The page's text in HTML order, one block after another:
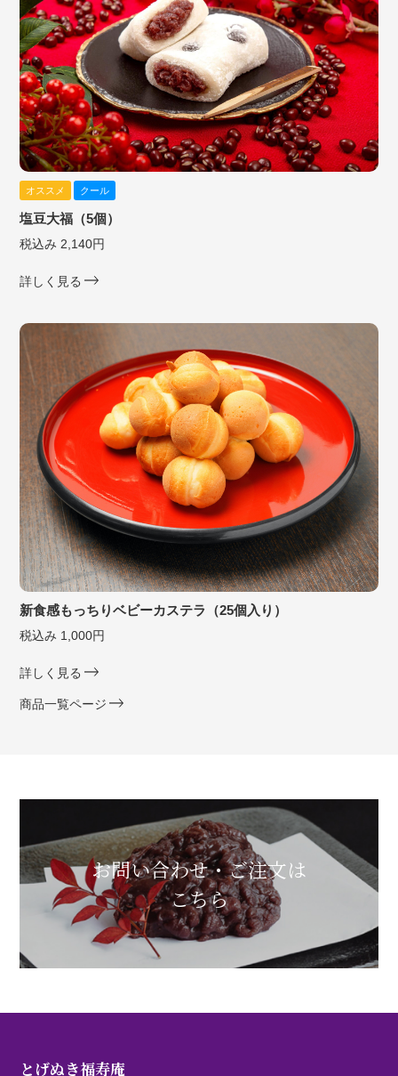
オススメ クール
塩豆大福（5個）
税込み 2,140円
詳しく見る
新食感もっちりベビーカステラ（25個入り）
税込み 1,000円
詳しく見る
商品一覧ページ
お問い合わせ・ご注文は
こちら
とげぬき福寿庵